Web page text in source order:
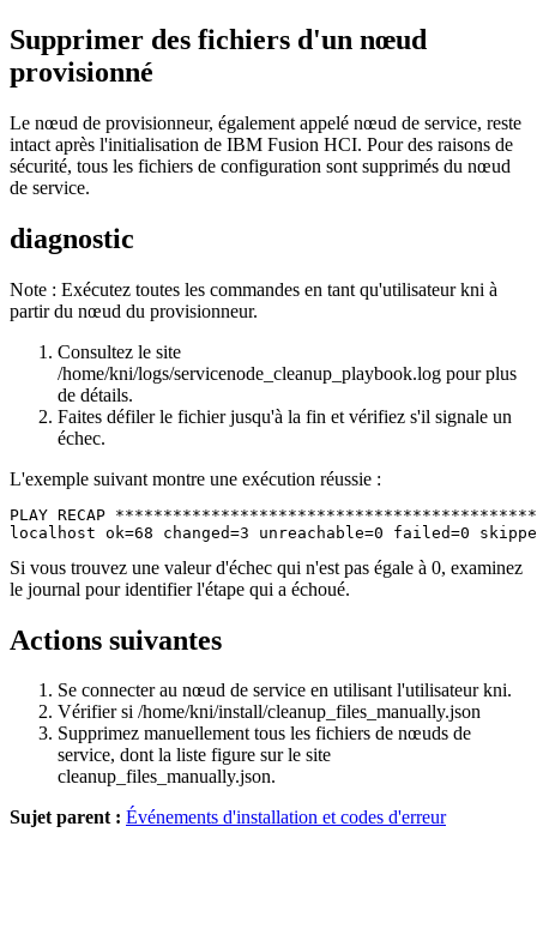
Supprimer des fichiers d'un nœud
provisionné
Le nœud de provisionneur, également appelé nœud de service, reste
intact après l'initialisation de IBM Fusion HCI. Pour des raisons de
sécurité, tous les fichiers de configuration sont supprimés du nœud
de service.
diagnostic
Note : Exécutez toutes les commandes en tant qu'utilisateur kni à
partir du nœud du provisionneur.
Consultez le site
/home/kni/logs/servicenode_cleanup_playbook.log pour plus
de détails.
Faites défiler le fichier jusqu'à la fin et vérifiez s'il signale un
échec.
L'exemple suivant montre une exécution réussie :
PLAY RECAP
localhost ok=68 changed=3 unreachable=0 failed=0
Si vous trouvez une valeur d'échec qui n'est pas égale à 0, examinez
le journal pour identifier l'étape qui a échoué.
Actions suivantes
Se connecter au nœud de service en utilisant l'utilisateur kni.
Vérifier si /home/kni/install/cleanup_files_manually.json
Supprimez manuellement tous les fichiers de nœuds de
service, dont la liste figure sur le site
cleanup_files_manually.json.
Sujet parent : Événements d'installation et codes d'erreur